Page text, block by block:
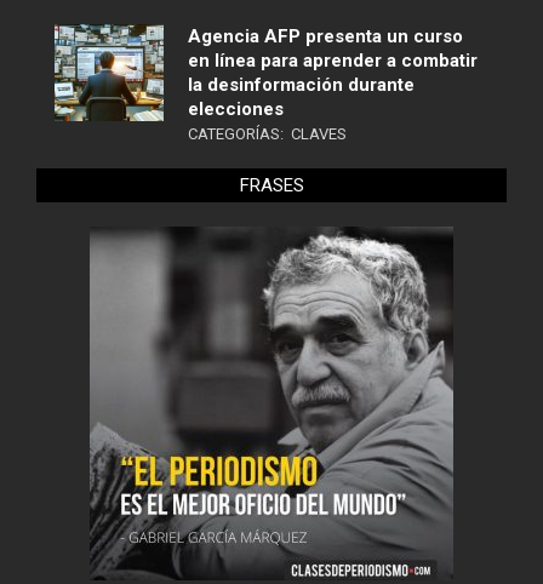
Agencia AFP presenta un curso
en línea para aprender a combatir
la desinformación durante
elecciones
CATEGORÍAS: CLAVES
FRASES